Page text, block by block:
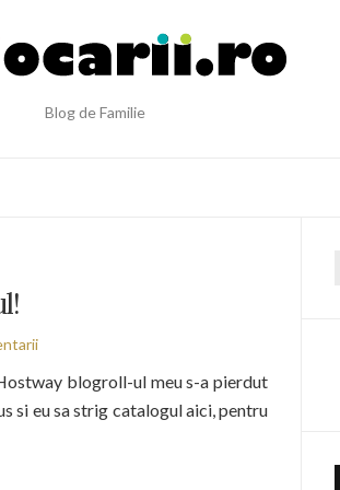
Blog de Familie
blogroll-ul meu s-a pierdut
si eu sa strig catalogul aici, pentru